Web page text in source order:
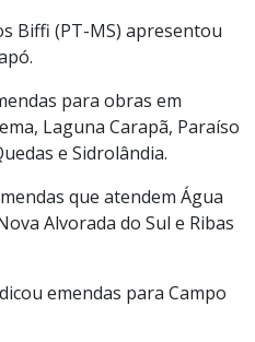
Biffi (PT-MS) apresentou
para obras em
Laguna Carapã, Paraíso
e Sidrolândia.
que atendem Água
Alvorada do Sul e Ribas
emendas para Campo